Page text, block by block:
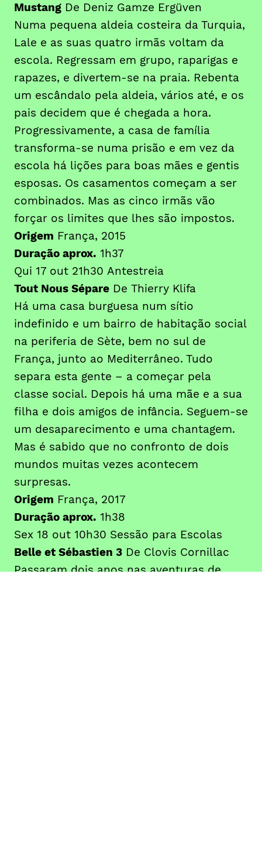
MustangDe Deniz Gamze Ergüven
Numa pequena aldeia costeira da Turquia,
Lale e as suas quatro irmãs voltam da
escola. Regressam em grupo, raparigas e
rapazes, e divertem-se na praia. Rebenta
um escândalo pela aldeia, vários até, e os
pais decidem que é chegada a hora.
Progressivamente, a casa de família
transforma-se numa prisão e em vez da
escola há lições para boas mães e gentis
esposas. Os casamentos começam a ser
combinados. Mas as cinco irmãs vão
forçar os limites que lhes são impostos.
Origem França, 2015
Duração aprox. 1h37
Qui 17 out 21h30 Antestreia
Tout Nous SépareDe Thierry Klifa
Há uma casa burguesa num sítio
indefinido e um bairro de habitação social
na periferia de Sète, bem no sul de
França, junto ao Mediterrâneo. Tudo
separa esta gente – a começar pela
classe social. Depois há uma mãe e a sua
filha e dois amigos de infância. Seguem-se
um desaparecimento e uma chantagem.
Mas é sabido que no confronto de dois
mundos muitas vezes acontecem
surpresas.
Origem França, 2017
Duração aprox. 1h38
Sex 18 out 10h30 Sessão para Escolas
Belle et Sébastien 3De Clovis Cornillac
Passaram dois anos nas aventuras de